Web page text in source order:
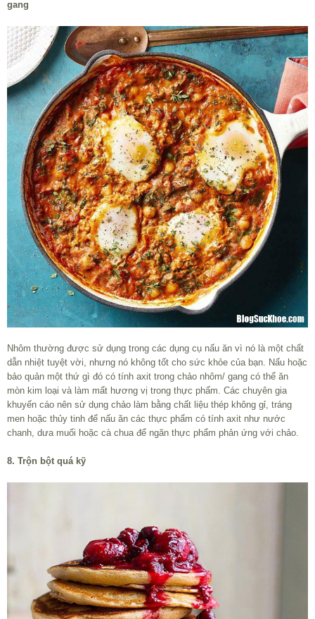
gang
Nhôm thường được sử dụng trong các dụng cụ nấu ăn vì nó là một chất
dẫn nhiệt tuyệt vời, nhưng nó không tốt cho sức khỏe của bạn. Nấu hoặc
bảo quản một thứ gì đó có tính axit trong chảo nhôm/ gang có thể ăn
mòn kim loại và làm mất hương vị trong thực phẩm. Các chuyên gia
khuyến cáo nên sử dụng chảo làm bằng chất liệu thép không gỉ, tráng
men hoặc thủy tinh để nấu ăn các thực phẩm có tính axit như nước
chanh, dưa muối hoặc cà chua để ngăn thực phẩm phản ứng với chảo.
8. Trộn bột quá kỹ